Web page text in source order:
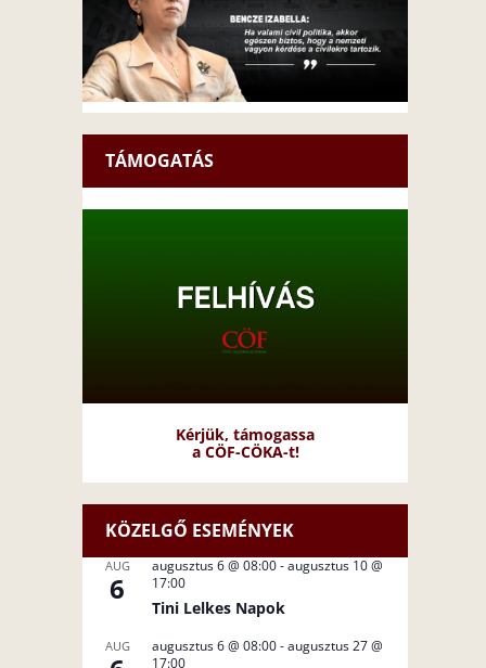
TÁMOGATÁS
Kérjük, támogassa
a CÖF-CÖKA-t!
KÖZELGŐ ESEMÉNYEK
AUG
6
augusztus 6 @ 08:00-augusztus 10 @
17:00
Tini Lelkes Napok
AUG augusztus 6 @ 08:00-augusztus 27 @
17:00